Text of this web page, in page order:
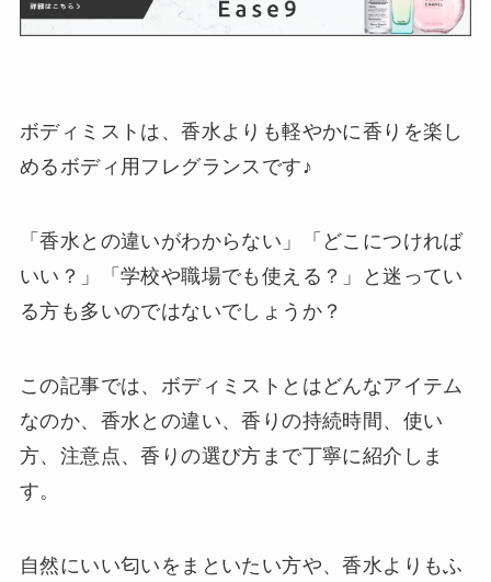
ボディミストは、香水よりも軽やかに香りを楽し
めるボディ用フレグランスです♪
「香水との違いがわからない」「どこにつければ
いい？」「学校や職場でも使える？」と迷ってい
る方も多いのではないでしょうか？
この記事では、ボディミストとはどんなアイテム
なのか、香水との違い、香りの持続時間、使い
方、注意点、香りの選び方まで丁寧に紹介しま
す。
自然にいい匂いをまといたい方や、香水よりもふ